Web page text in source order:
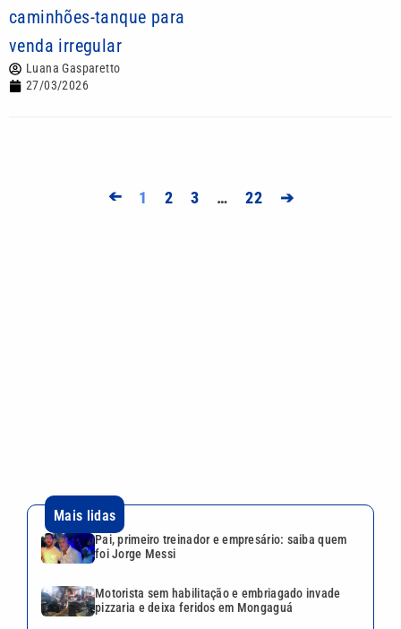
caminhões-tanque para
venda irregular
Luana Gasparetto
27/03/2026
➔ 1 2 3 … 22 ➔
ABIH-SP promove encontro no Guarujá sobre
desafios da hotelaria
Continua após a publicidade